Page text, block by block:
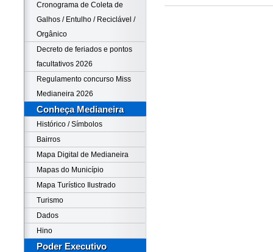
Cronograma de Coleta de
Galhos / Entulho / Reciclável /
Orgânico
Decreto de feriados e pontos
facultativos 2026
Regulamento concurso Miss
Medianeira 2026
Conheça Medianeira
Histórico / Símbolos
Bairros
Mapa Digital de Medianeira
Mapas do Município
Mapa Turístico Ilustrado
Turismo
Dados
Hino
Poder Executivo